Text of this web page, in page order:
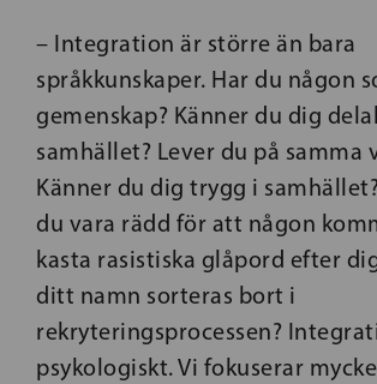
– Integration är större än bara
språkkunskaper. Har du någon
gemenskap? Känner du dig
samhället? Lever du på samma
Känner du dig trygg i
du vara rädd för att någon
kasta rasistiska glåpord efter
ditt namn sorteras bort i
rekryteringsprocessen?
psykologiskt. Vi fokuserar